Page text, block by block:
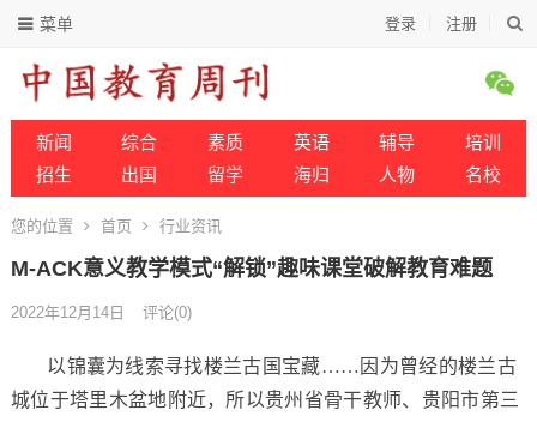
登录 注册
菜单
新闻 综合 素质 英语 辅导
培训
招生
出国 留学 海归 人物 名校
您的位置 首页 行业资讯
M-ACK意义教学模式“解锁”趣味课堂破解教育难题
2022年12月14日 评论(0)
以锦囊为线索寻找楼兰古国宝藏……因为曾经的楼兰古
城位于塔里木盆地附近，所以贵州省骨干教师、贵阳市第三